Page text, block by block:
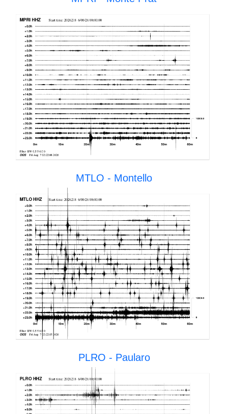
MTLO - Montello
PLRO - Paularo